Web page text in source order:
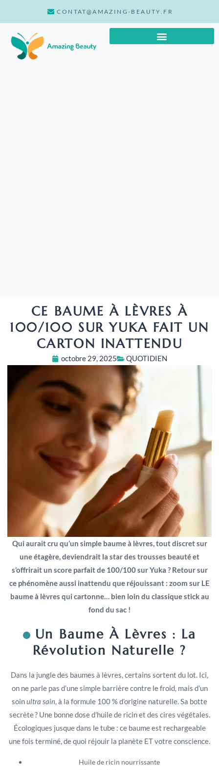
CONTAT@AMAZING-BEAUTY.FR
CE BAUME À LÈVRES À
100/100 SUR YUKA FAIT UN
CARTON INATTENDU
octobre 29, 2025 QUOTIDIEN
Qui aurait cru qu’un simple baume à lèvres, tout discret sur
une étagère, deviendrait la star des trousses beauté et
s’offrirait un score parfait de 100/100 sur Yuka ? Retour sur
ce phénomène aussi inattendu que réjouissant : zoom sur LE
baume à lèvres qui cartonne… bien loin du classique stick au
fond du sac !
Un Baume À Lèvres : La
Révolution Naturelle ?
Dans la jungle des baumes à lèvres, certains sortent du lot. Ici,
on ne parle pas d’une simple barrière contre le froid, mais d’un
soinultra sain, à la formule 100 % d’origine naturelle. Sa botte
secrète ? Une bonne dose d’huile de ricin et des cires végétales.
Écologiques jusque dans le tube : ce baume est rechargeable
une fois terminé, de quoi réjouir la planète ET votre conscience.
Huile de ricin nourrissante